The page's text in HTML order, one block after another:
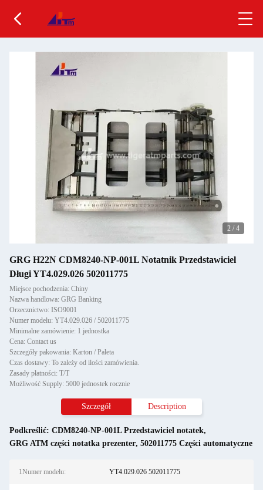
2 / 4
GRG H22N CDM8240-NP-001L Notatnik Przedstawiciel
Długi YT4.029.026 502011775
Miejsce pochodzenia: Chiny
Nazwa handlowa: GRG Banking
Orzecznictwo: ISO9001
Numer modelu: YT4.029.026 / 502011775
Minimalne zamówienie: 1 jednostka
Cena: Contact us
Szczegóły pakowania: Karton / Paleta
Czas dostawy: To zależy od ilości zamówienia.
Zasady płatności: T/T
Możliwość Supply: 5000 jednostek rocznie
Szczegół Description
Podkreślić: CDM8240-NP-001L Przedstawiciel notatek,
GRG ATM części notatka prezenter, 502011775 Części automatyczne
1Numer modelu: YT4.029.026 502011775